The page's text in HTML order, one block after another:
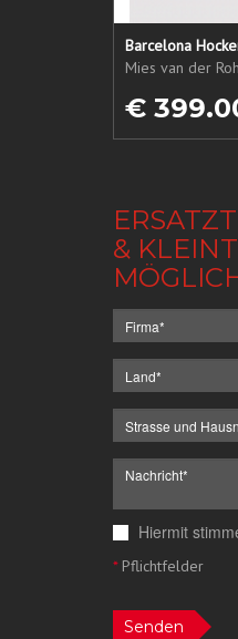
Barcelona
Mies van der
€
&
Hiermit
*Pflichtfelder
Senden